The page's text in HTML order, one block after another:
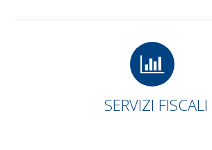
SERVIZI FISCALI